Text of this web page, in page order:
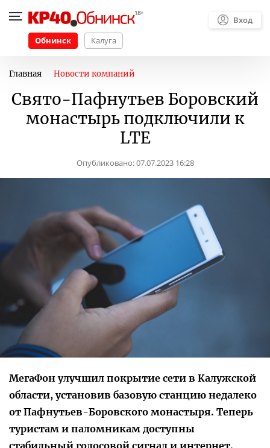
Обнинск Калуга
Вход
Главная Новости компаний
Свято-Пафнутьев Боровский
монастырь подключили к
LTE
Опубликовано:07.07.2023 16:28
МегаФон улучшил покрытие сети в Калужской
области, установив базовую станцию недалеко
от Пафнутьев-Боровского монастыря. Теперь
туристам и паломникам доступны